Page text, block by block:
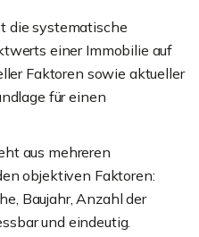
die systematische
einer Immobilie auf
Faktoren sowie aktueller
für einen
aus mehreren
objektiven Faktoren:
Baujahr, Anzahl der
und eindeutig.